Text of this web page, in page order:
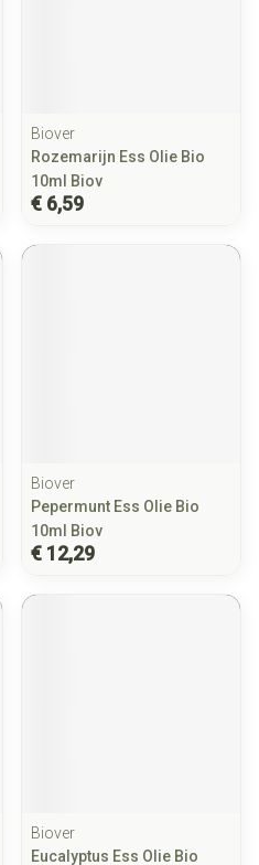
Biover
Rozemarijn Ess Olie Bio
10ml Biov
€ 6,59
Biover
Pepermunt Ess Olie Bio
10ml Biov
€ 12,29
Biover
Eucalyptus Ess Olie Bio